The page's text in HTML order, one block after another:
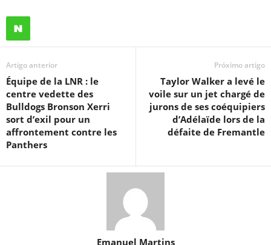
Artigo anterior
Équipe de la LNR : le
centre vedette des
Bulldogs Bronson Xerri
sort d’exil pour un
affrontement contre les
Panthers
Próximo artigo
Taylor Walker a levé le
voile sur un jet chargé de
jurons de ses coéquipiers
d’Adélaïde lors de la
défaite de Fremantle
Emanuel Martins